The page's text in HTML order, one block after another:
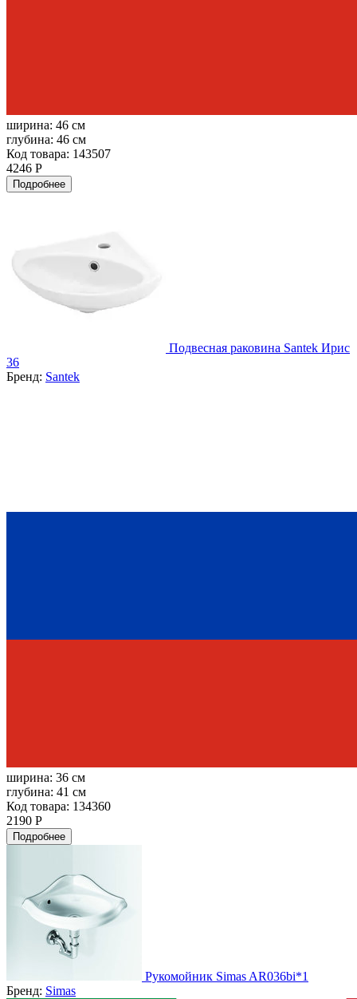
ширина: 46 см
глубина: 46 см
Код товара: 143507
4246 Р
Подробнее
Подвесная раковина Santek Ирис
36
Бренд: Santek
ширина: 36 см
глубина: 41 см
Код товара: 134360
2190 Р
Подробнее
Рукомойник Simas AR036bi*1
Бренд: Simas